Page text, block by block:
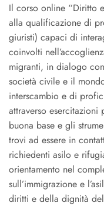
Il corso online “Diritto
alla qualificazione di
giuristi) capaci di
coinvolti
migranti, in dialogo
società civile e il
interscambio e di
attraverso
buona base e gli
trovi ad essere in
richiedenti asilo e
orientamento nel
sull’immigrazione e
diritti e della dignità